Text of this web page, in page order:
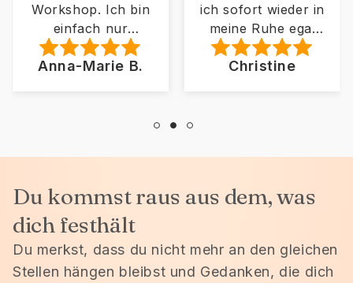
Ich bin
nur
was an
drei Tagen
Energie hat
und ist
und
Es
gigantisch.
vielen Dank
Marie B.
ich sofort wieder in
meine Ruhe egal
was um mich
herum so
Zuversicht gerade
Nacht die
Herausforderungen
durch Träume
dann gehe ich
Christine
Du kommst raus aus dem, was
dich festhält
Du merkst, dass du nicht mehr an den gleichen
Stellen hängen bleibst und Gedanken, die dich